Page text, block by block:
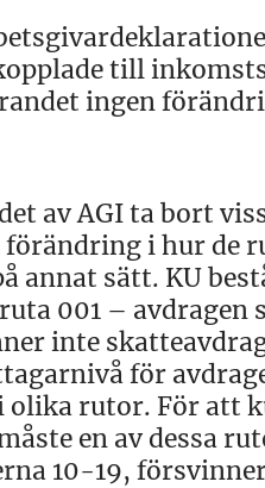
till
ingen
av AGI ta bort
i hur de
annat sätt. KU
001 –
inte
för
rutor. För att
en av dessa
10-19,